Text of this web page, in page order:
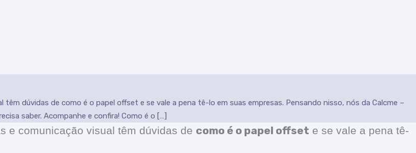
dúvidas de como é o papel offset e se vale a pena tê-lo em suas empresas. Pensando nisso, nós da Calcme –
saber. Acompanhe e confira! Como é o […]
e comunicação visual têm dúvidas de como é o papel offset e se vale a pena tê-